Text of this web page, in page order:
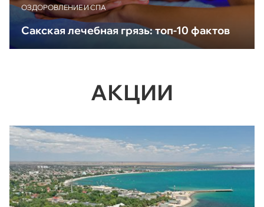
ОЗДОРОВЛЕНИЕ И СПА
Сакская лечебная грязь: топ-10 фактов
АКЦИИ